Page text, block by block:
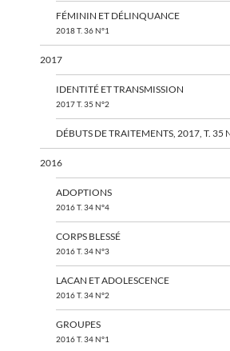
FÉMININ ET DÉLINQUANCE
2018 T. 36 N°1
2017
IDENTITÉ ET TRANSMISSION
2017 T. 35 N°2
DÉBUTS DE TRAITEMENTS, 2017, T. 35
2016
ADOPTIONS
2016 T. 34 N°4
CORPS BLESSÉ
2016 T. 34 N°3
LACAN ET ADOLESCENCE
2016 T. 34 N°2
GROUPES
2016 T. 34 N°1